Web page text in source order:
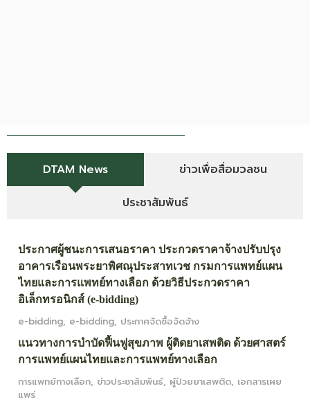
DTAM News
ข่าวเพื่อสื่อมวลชน
ประชาสัมพันธ์
ประกาศผู้ชนะการเสนอราคา ประกวดราคาจ้างปรับปรุง
อาคารเรือนพระยาพิศณุประสาทเวช กรมการแพทย์แผน
ไทยและการแพทย์ทางเลือก ด้วยวิธีประกวดราคา
อิเล็กทรอนิกส์ (e-bidding)
e-bidding, e-bidding, ประกาศจัดซื้อจัดจ้าง
แนวทางการบำบัดฟื้นฟูสุขภาพ ผู้ติดยาเสพติด ด้วยศาสตร์
การแพทย์แผนไทยและการแพทย์ทางเลือก
การแพทย์ทางเลือก, ข่าวประชาสัมพันธ์, ผู้ป่วยยาเสพติด, เอกสารเผย
แพร่